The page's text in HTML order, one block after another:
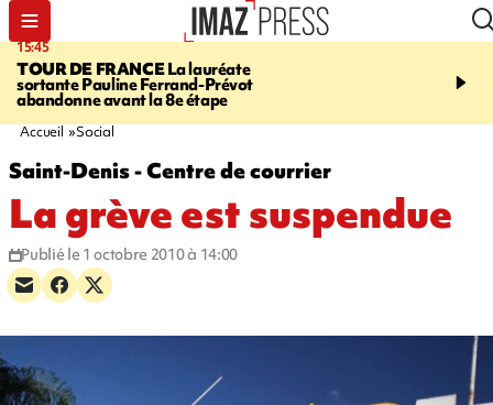
15:45
TOUR DE FRANCELa lauréate
sortante Pauline Ferrand-Prévot
abandonne avant la 8e étape
20:17
routière, concours de
Accueil Social
Saint-Denis - Centre de courrier
La grève est suspendue
Publié le 1 octobre 2010 à 14:00